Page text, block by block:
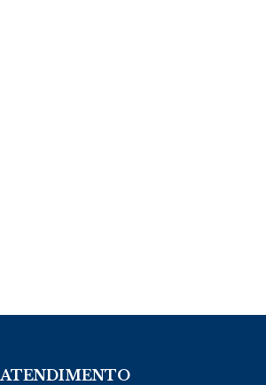
ATENDIMENTO